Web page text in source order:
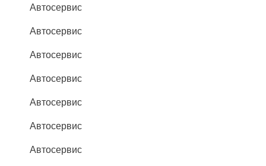
Автосервис
Автосервис
Автосервис
Автосервис
Автосервис
Автосервис
Автосервис